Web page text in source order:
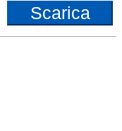
Scarica